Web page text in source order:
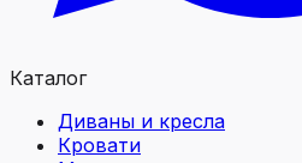
Каталог
Диваны и кресла
Кровати